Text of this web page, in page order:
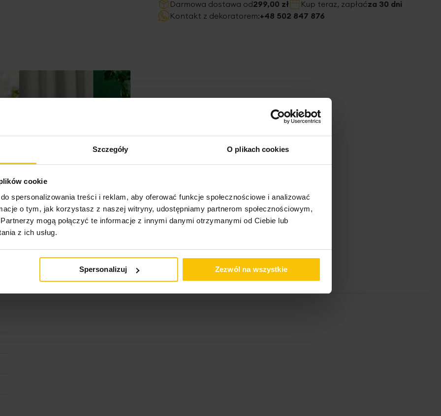
Szczegóły O plikach cookies
cookie
spersonalizowania treści i reklam, aby oferować funkcje społecznościowe i analizować
o tym, jak korzystasz z naszej witryny, udostępniamy partnerom społecznościowym,
mogą połączyć te informacje z innymi danymi otrzymanymi od Ciebie lub
z ich usług.
Spersonalizuj Zezwól na wszystkie
Darmowa dostawa od299,00 zł Kup teraz, zapłaćza 30 dni
Kontakt z dekoratorem:+48 502 847 876
Zasłonę szytą na wymiar
Konserwacja Dostawa